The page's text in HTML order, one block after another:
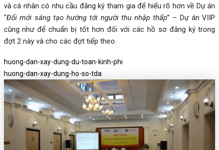
và cá nhân có nhu cầu đăng ký tham gia để hiểu rõ hơn về Dự án
“Đổi mới sáng tạo hướng tới người thu nhập thấp” – Dự án VIIP
cũng như để chuẩn bị tốt hơn đối với các hồ sơ đăng ký trong
đợt 2 này và cho các đợt tiếp theo.
huong-dan-xay-dung-du-toan-kinh-phi
huong-dan-xay-dung-ho-so-tda